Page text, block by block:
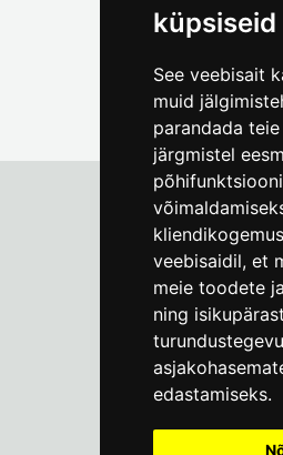
küpsiseid
See veebisait
muid
parandada
järgmistel
veebisaidil, et
meie toodete
ning
edastamiseks.
Tallinna
Vene 17
E-R kell 9-17